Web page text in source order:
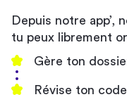
Depuis notre app’,
tu peux librement
Gère ton
Révise ton